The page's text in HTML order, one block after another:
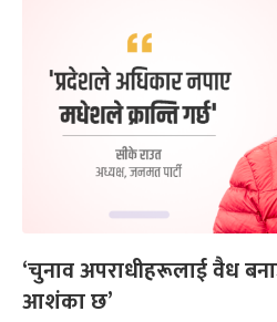
‘चुनाव अपराधीहरूलाई वैध
आशंका छ’